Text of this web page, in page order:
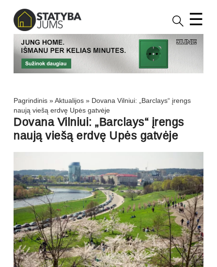
☰
Pagrindinis »Aktualijos » Dovana Vilniui: „Barclays“ įrengs
naują viešą erdvę Upės gatvėje
Dovana Vilniui: „Barclays“ įrengs
naują viešą erdvę Upės gatvėje